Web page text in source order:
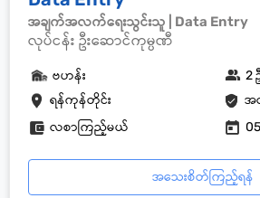
အချက်အလက်ရေးသွင်းသူ | Data Entry
လုပ်ငန်း ဦးဆောင်ကုမ္ပဏီ
ရန်ကုန်တိုင်း အ
ဗဟန်း 2
လစာကြည့်မယ်
အသေးစိတ်ကြည့်ရန်